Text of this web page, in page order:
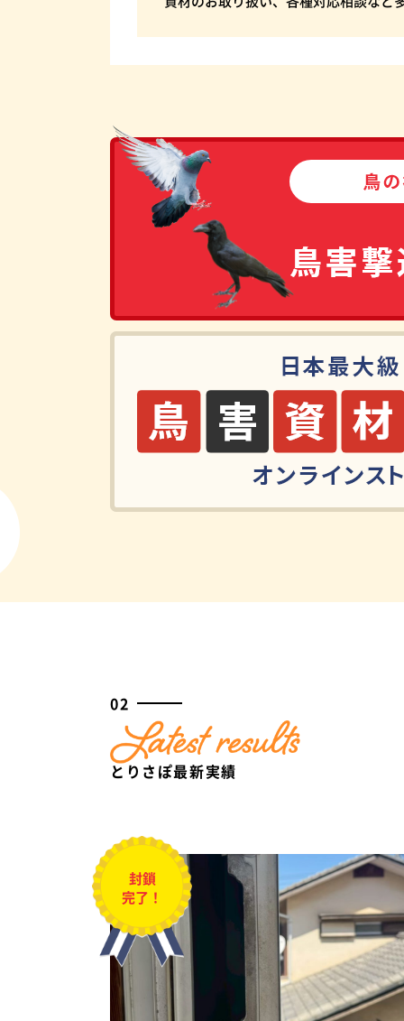
02
とりさぽ最新実績
封鎖
完了！